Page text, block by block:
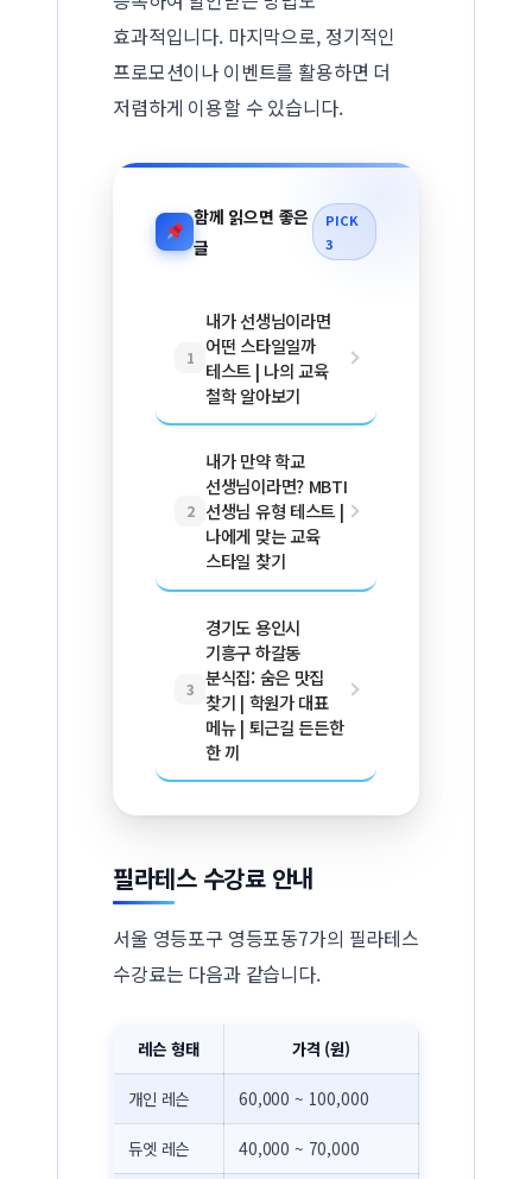
효과적입니다. 마지막으로, 정기적인
프로모션이나 이벤트를 활용하면 더
저렴하게 이용할 수 있습니다.
함께 읽으면 좋은
글
PICK
3
1
내가 선생님이라면
어떤 스타일일까
테스트 | 나의 교육
철학 알아보기
2
내가 만약 학교
선생님이라면? MBTI
선생님 유형 테스트 |
나에게 맞는 교육
스타일 찾기
3
경기도 용인시
기흥구 하갈동
분식집: 숨은 맛집
찾기 | 학원가 대표
메뉴 | 퇴근길 든든한
한 끼
필라테스 수강료 안내
서울 영등포구 영등포동7가의 필라테스
수강료는 다음과 같습니다.
레슨 형태 가격 (원)
개인 레슨 60,000 ~ 100,000
듀엣 레슨 40,000 ~ 70,000